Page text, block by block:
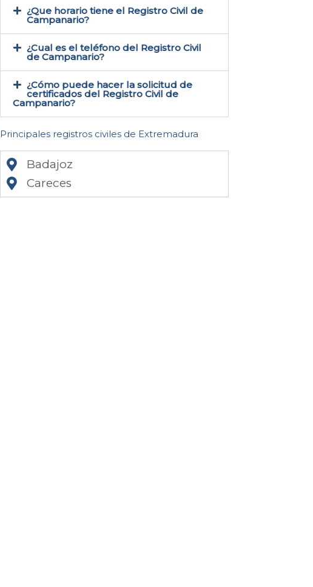
¿Que horario tiene el Registro Civil de
Campanario?
¿Cual es el teléfono del Registro Civil
de Campanario​?
¿Cómo puede hacer la solicitud de
certificados del Registro Civil de
Campanario​?
Principales registros civiles de Extremadura
Badajoz
Careces